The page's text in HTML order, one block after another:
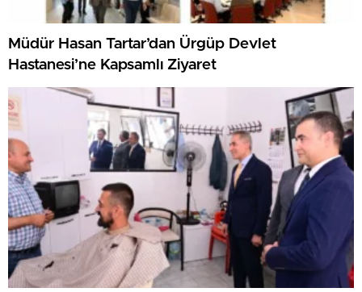
Müdür Hasan Tartar’dan Ürgüp Devlet
Hastanesi’ne Kapsamlı Ziyaret